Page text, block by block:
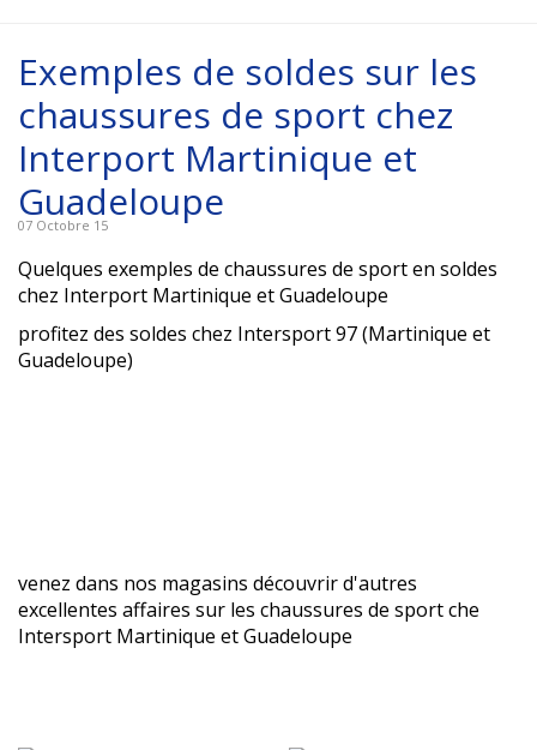
Exemples de soldes sur les
chaussures de sport chez
Interport Martinique et
Guadeloupe
07 Octobre 15
Quelques exemples de chaussures de sport en soldes
chez Interport Martinique et Guadeloupe
profitez des soldes chez Intersport 97 (Martinique et
Guadeloupe)
venez dans nos magasins découvrir d'autres
excellentes affaires sur les chaussures de sport che
Intersport Martinique et Guadeloupe